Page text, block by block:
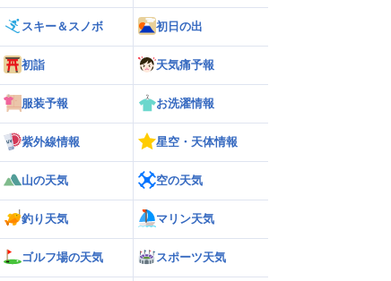
スキー＆スノボ 初日の出
初詣 天気痛予報
服装予報 お洗濯情報
紫外線情報 星空・天体情報
山の天気 空の天気
釣り天気 マリン天気
ゴルフ場の天気 スポーツ天気